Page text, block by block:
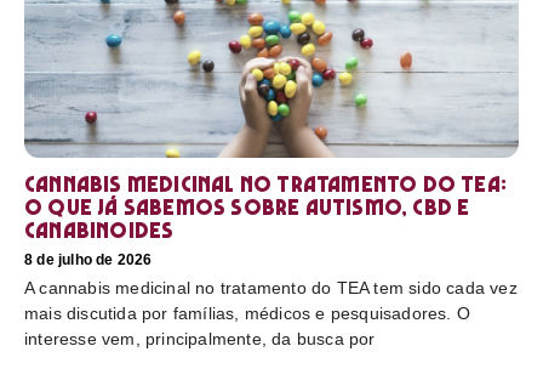
Cannabis medicinal no tratamento do TEA:
o que já sabemos sobre autismo, CBD e
canabinoides
8 de julho de 2026
A cannabis medicinal no tratamento do TEA tem sido cada vez
mais discutida por famílias, médicos e pesquisadores. O
interesse vem, principalmente, da busca por